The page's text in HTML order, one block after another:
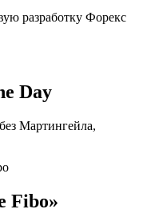
разработку Форекс
Day
Мартингейла,
Fibo»